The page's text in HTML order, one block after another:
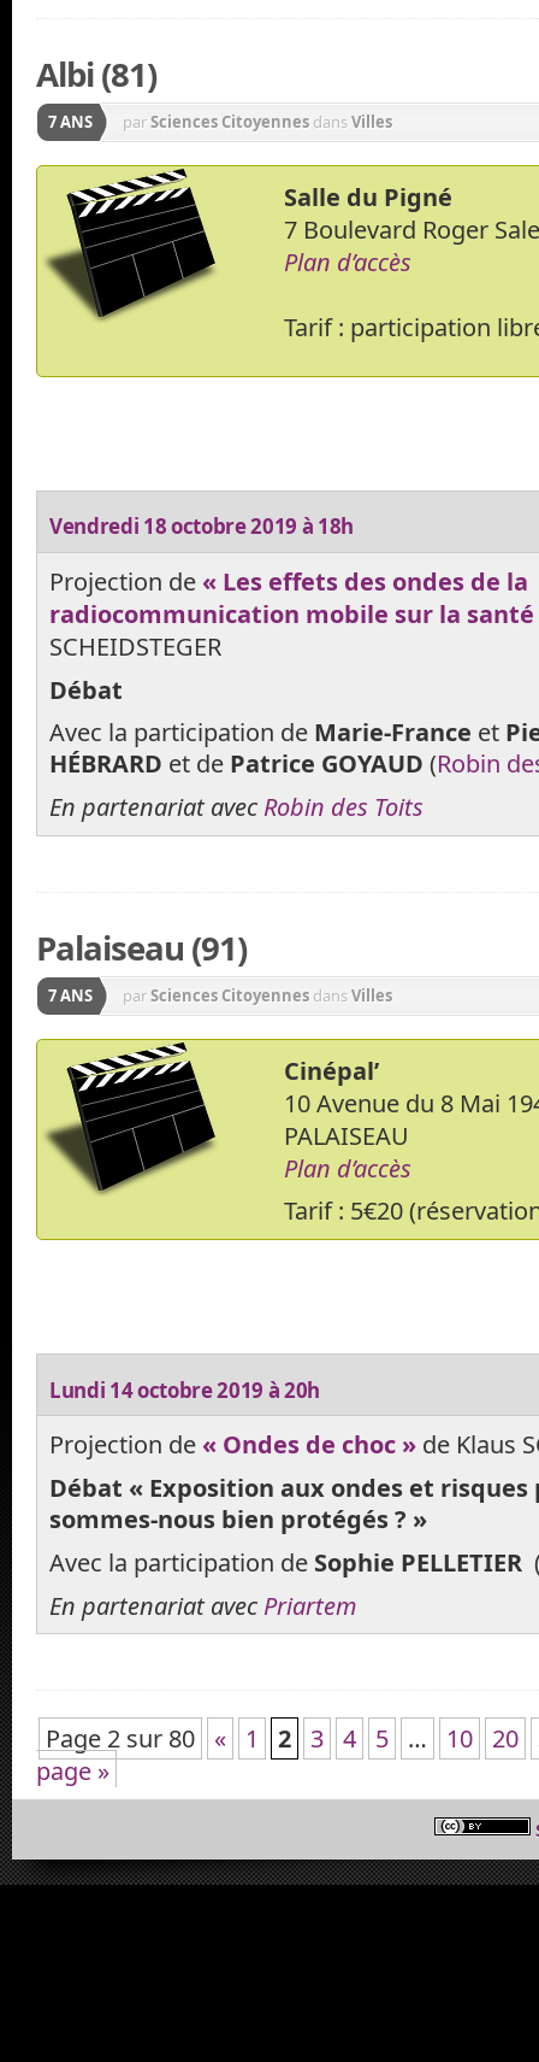
Albi (81)
7 ANS parSciences Citoyennes dansVilles
Salle du Pigné
7 Boulevard Roger
Plan d’accès
Tarif : participation
Vendredi 18 octobre 2019 à 18h
Projection de « Les effets des ondes de la
radiocommunication mobile sur la santé
SCHEIDSTEGER
Débat
Avec la participation de Marie-France et
HÉBRARD et de Patrice GOYAUD (Robin
En partenariat avec Robin des Toits
Palaiseau (91)
7 ANS parSciences Citoyennes dansVilles
Cinépal’
10 Avenue du 8 Mai
PALAISEAU
Plan d’accès
Tarif : 5€20
Lundi 14 octobre 2019 à 20h
Projection de « Ondes de choc » de Klaus
Débat « Exposition aux ondes et risques
sommes-nous bien protégés ? »
Avec la participation de Sophie PELLETIER
En partenariat avec Priartem
Page 2 sur 80 « 1 2 3 4 5 … 10 20
page »